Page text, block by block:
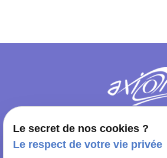
NOUS RETROUVER
Le secret de nos cookies ?
Le respect de votre vie privée